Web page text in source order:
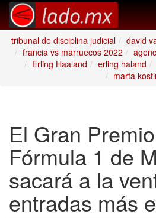
tribunal de disciplina judicial
david
francia vs marruecos 2022
Erling Haaland
erling haland
marta
El Gran
Fórmula 1 de
sacará a la
entradas más